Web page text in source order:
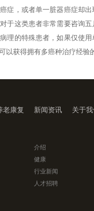
症，或者单一脏器癌症却
于这类患者非常需要咨询
理的特殊患者，如果仅使
以获得拥有多癌种治疗经
老康复 新闻资讯
介绍
健康
行业新闻
人才招聘
关于